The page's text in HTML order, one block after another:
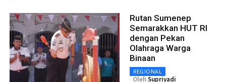
Rutan Sumenep
Semarakkan HUT RI
dengan Pekan
Olahraga Warga
Binaan
REGIONAL
OlehSupriyadi